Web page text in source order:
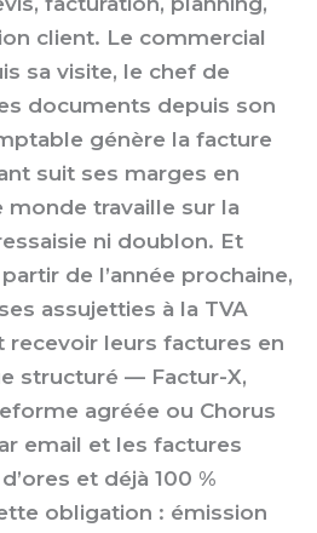
client. Le commercial
sa visite, le chef de
documents depuis son
génère la facture
suit ses marges en
travaille sur la
ni doublon. Et
de l’année prochaine,
assujetties à la TVA
leurs factures en
structuré — Factur-X,
agréée ou Chorus
email et les factures
et déjà 100 %
obligation : émission